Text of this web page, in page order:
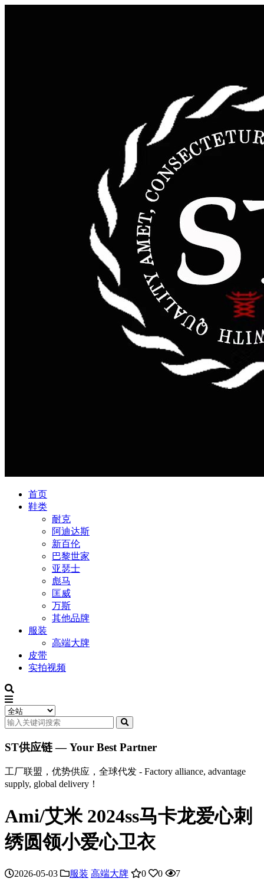
首页
鞋类
耐克
阿迪达斯
新百伦
巴黎世家
亚瑟士
彪马
匡威
万斯
其他品牌
服装
高端大牌
皮带
实拍视频
ST供应链 — Your Best Partner
工厂联盟，优势供应，全球代发 - Factory alliance, advantage
supply, global delivery！
Ami/艾米 2024ss马卡龙爱心刺
绣圆领小爱心卫衣
2026-05-03 服装 高端大牌 0 0 7